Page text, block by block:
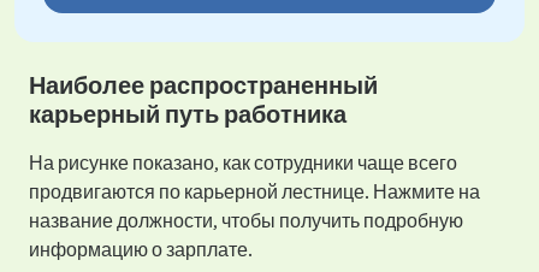
Наиболее распространенный
карьерный путь работника
На рисунке показано, как сотрудники чаще всего
продвигаются по карьерной лестнице. Нажмите на
название должности, чтобы получить подробную
информацию о зарплате.